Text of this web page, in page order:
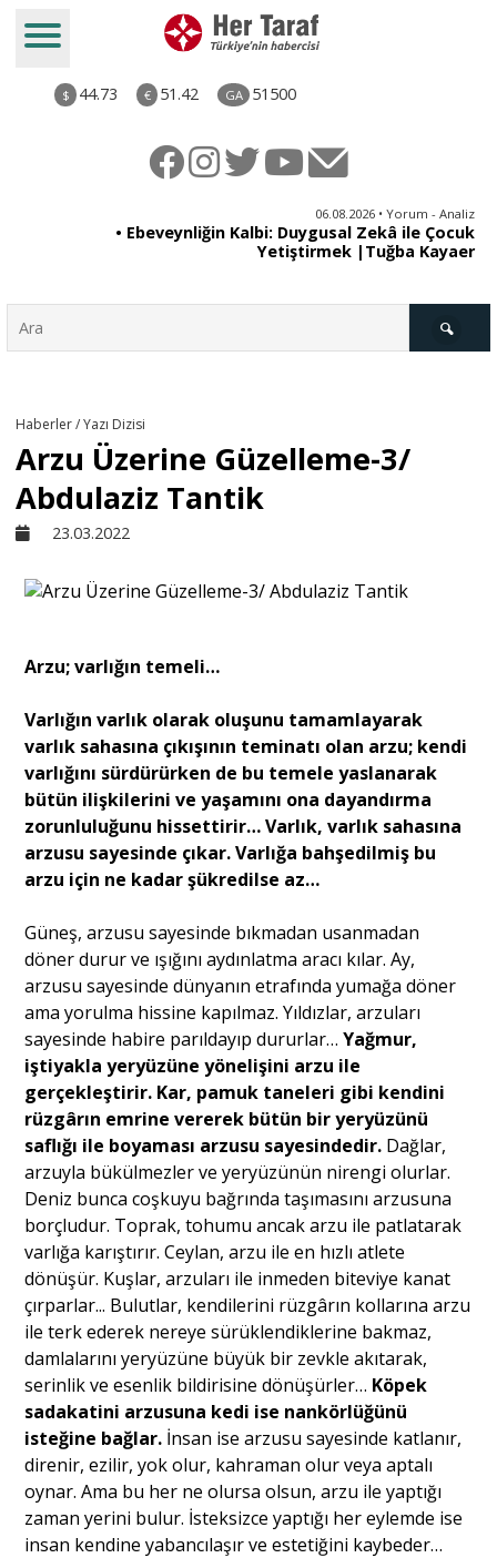
$ 44.73 € 51.42 GA 51500
06.08.2026 • Yorum - Analiz
• Ebeveynliğin Kalbi: Duygusal Zekâ ile Çocuk
Yetiştirmek |Tuğba Kayaer
Derkenar
Dünya
Yorum - Analiz
Yazı Dizisi
Portre
Yazarlar
Eğitim
Dosya Haber
Ankara Analiz
Sağlık
Haberler / Yazı Dizisi
Arzu Üzerine Güzelleme-3/
Abdulaziz Tantik
23.03.2022
Arzu; varlığın temeli…
Varlığın varlık olarak oluşunu tamamlayarak
varlık sahasına çıkışının teminatı olan arzu; kendi
varlığını sürdürürken de bu temele yaslanarak
bütün ilişkilerini ve yaşamını ona dayandırma
zorunluluğunu hissettirir… Varlık, varlık sahasına
arzusu sayesinde çıkar. Varlığa bahşedilmiş bu
arzu için ne kadar şükredilse az…
Güneş, arzusu sayesinde bıkmadan usanmadan
döner durur ve ışığını aydınlatma aracı kılar. Ay,
arzusu sayesinde dünyanın etrafında yumağa döner
ama yorulma hissine kapılmaz. Yıldızlar, arzuları
sayesinde habire parıldayıp dururlar…Yağmur,
iştiyakla yeryüzüne yönelişini arzu ile
gerçekleştirir. Kar, pamuk taneleri gibi kendini
rüzgârın emrine vererek bütün bir yeryüzünü
saflığı ile boyaması arzusu sayesindedir. Dağlar,
arzuyla bükülmezler ve yeryüzünün nirengi olurlar.
Deniz bunca coşkuyu bağrında taşımasını arzusuna
borçludur. Toprak, tohumu ancak arzu ile patlatarak
varlığa karıştırır. Ceylan, arzu ile en hızlı atlete
dönüşür. Kuşlar, arzuları ile inmeden biteviye kanat
çırparlar... Bulutlar, kendilerini rüzgârın kollarına arzu
ile terk ederek nereye sürüklendiklerine bakmaz,
damlalarını yeryüzüne büyük bir zevkle akıtarak,
serinlik ve esenlik bildirisine dönüşürler… Köpek
sadakatini arzusuna kedi ise nankörlüğünü
isteğine bağlar. İnsan ise arzusu sayesinde katlanır,
direnir, ezilir, yok olur, kahraman olur veya aptalı
oynar. Ama bu her ne olursa olsun, arzu ile yaptığı
zaman yerini bulur. İsteksizce yaptığı her eylemde ise
insan kendine yabancılaşır ve estetiğini kaybeder…